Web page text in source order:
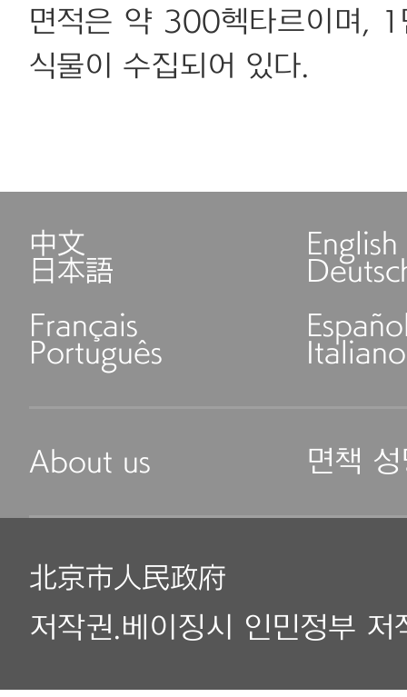
면적은 약 300헥타르이며,
식물이 수집되어 있다.
中文 English
日本語
Français
Português Italiano
About us 면책
北京市人民政府
저작권.베이징시 인민정부